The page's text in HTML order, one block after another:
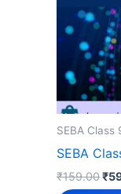
SEBA Class
SEBA
₹159.00₹